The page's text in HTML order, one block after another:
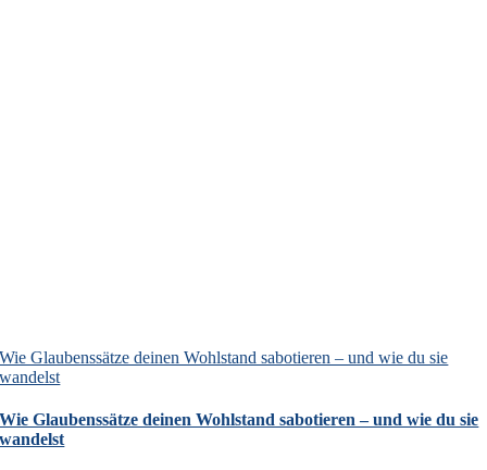
Wie Glaubenssätze deinen Wohlstand sabotieren – und wie du sie
wandelst
Wie Glaubenssätze deinen Wohlstand sabotieren – und wie du sie
wandelst